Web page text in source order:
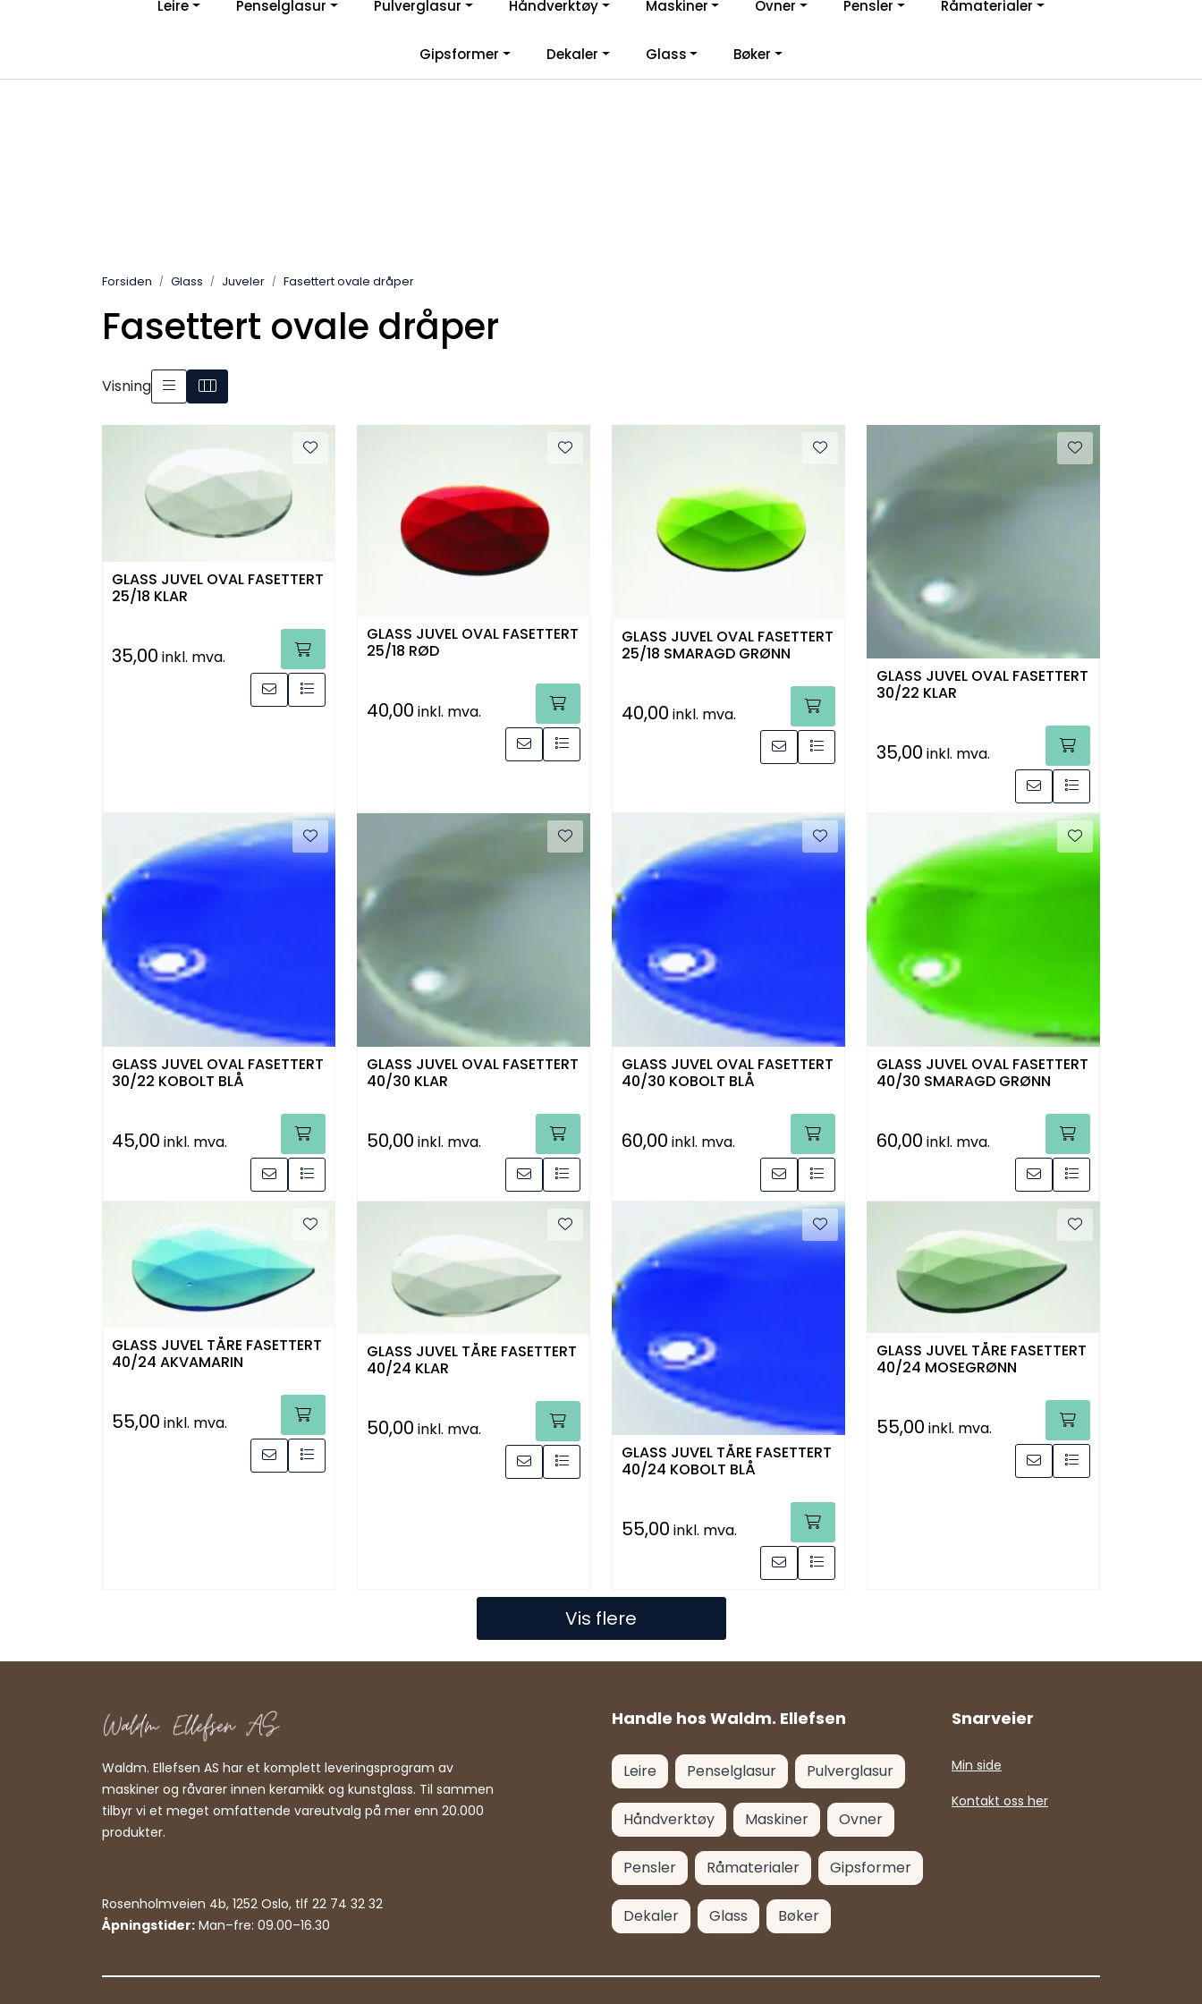
Velkommen til vår nye nettbutikk! Besøk Min side for mer informasjon
Leire Penselglasur Pulverglasur Håndverktøy Maskiner Ovner Pensler Råmaterialer
Gipsformer Dekaler Glass Bøker
Forsiden Glass Juveler Fasettert ovale dråper
Fasettert ovale dråper
Visning
GLASS JUVEL OVAL FASETTERT
25/18 KLAR
35,00 inkl. mva.
GLASS JUVEL OVAL FASETTERT
25/18 RØD
40,00 inkl. mva.
GLASS JUVEL OVAL FASETTERT
25/18 SMARAGD GRØNN
40,00 inkl. mva.
GLASS JUVEL OVAL FASETTERT
30/22 KLAR
35,00 inkl. mva.
GLASS JUVEL OVAL FASETTERT
30/22 KOBOLT BLÅ
45,00 inkl. mva.
GLASS JUVEL OVAL FASETTERT
40/30 KLAR
50,00 inkl. mva.
GLASS JUVEL OVAL FASETTERT
40/30 KOBOLT BLÅ
60,00 inkl. mva.
GLASS JUVEL OVAL FASETTERT
40/30 SMARAGD GRØNN
60,00 inkl. mva.
GLASS JUVEL TÅRE FASETTERT
40/24 AKVAMARIN
55,00 inkl. mva.
GLASS JUVEL TÅRE FASETTERT
40/24 KLAR
50,00 inkl. mva.
GLASS JUVEL TÅRE FASETTERT
40/24 KOBOLT BLÅ
55,00 inkl. mva.
GLASS JUVEL TÅRE FASETTERT
40/24 MOSEGRØNN
55,00 inkl. mva.
Vis flere
Handle hos Waldm. Ellefsen
Waldm. Ellefsen AS har et komplett leveringsprogram av
maskiner og råvarer innen keramikk og kunstglass. Til sammen
tilbyr vi et meget omfattende vareutvalg på mer enn 20.000
produkter.
Rosenholmveien 4b, 1252 Oslo, tlf 22 74 32 32
Åpningstider: Man–fre: 09.00–16.30
Leire Penselglasur Pulverglasur
Håndverktøy Maskiner Ovner
Pensler Råmaterialer Gipsformer
Dekaler Glass Bøker
Snarveier
Min side
Kontakt oss her